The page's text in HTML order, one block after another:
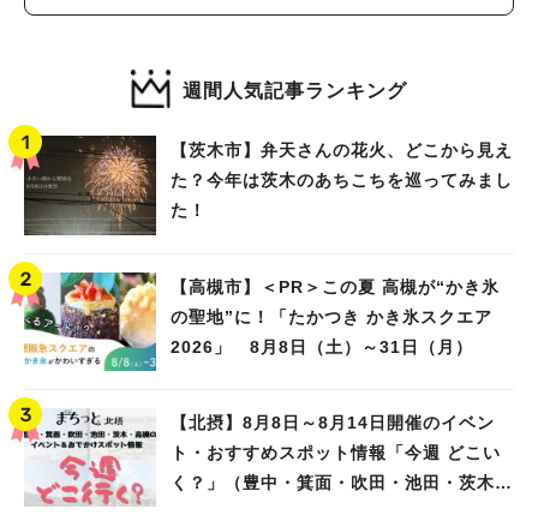
週間人気記事ランキング
【茨木市】弁天さんの花火、どこから見え
た？今年は茨木のあちこちを巡ってみまし
た！
【高槻市】＜PR＞この夏 高槻が“かき氷
の聖地”に！「たかつき かき氷スクエア
2026」 8月8日（土）～31日（月）
【北摂】8月8日～8月14日開催のイベン
ト・おすすめスポット情報「今週 どこい
く？」（豊中・箕面・吹田・池田・茨木・